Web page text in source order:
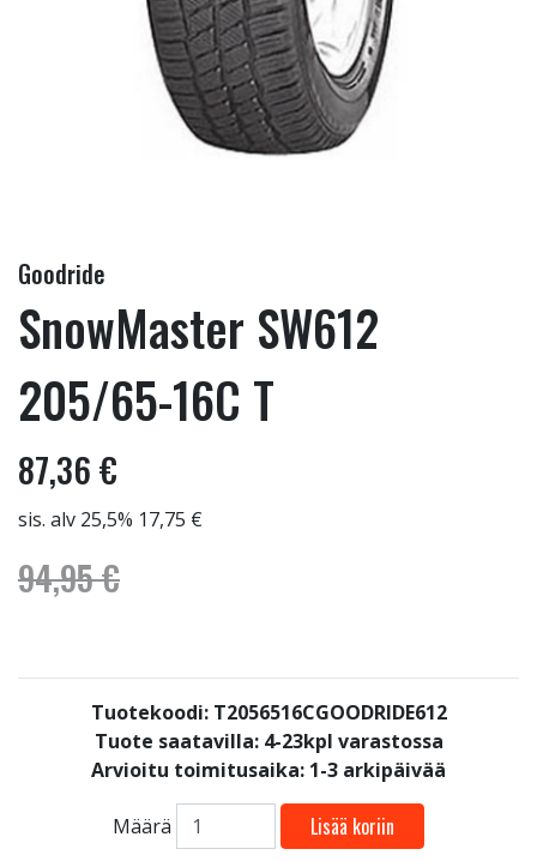
Goodride
SnowMaster SW612
205/65-16C T
87,36 €
sis. alv 25,5% 17,75 €
94,95 €
Tuotekoodi: T2056516CGOODRIDE612
Tuote saatavilla: 4-23kpl varastossa
Arvioitu toimitusaika: 1-3 arkipäivää
Määrä Lisää koriin